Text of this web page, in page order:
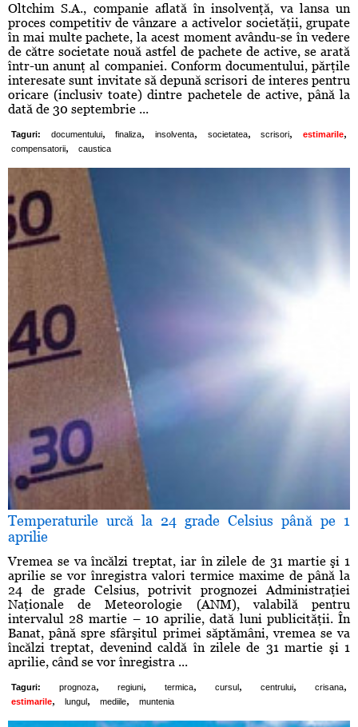
Oltchim S.A., companie aflată în insolvenţă, va lansa un
proces competitiv de vânzare a activelor societăţii, grupate
în mai multe pachete, la acest moment avându-se în vedere
de către societate nouă astfel de pachete de active, se arată
într-un anunţ al companiei. Conform documentului, părţile
interesate sunt invitate să depună scrisori de interes pentru
oricare (inclusiv toate) dintre pachetele de active, până la
dată de 30 septembrie ...
Taguri: documentului, finaliza, insolventa, societatea, scrisori, estimarile,
compensatorii, caustica
Temperaturile urcă la 24 grade Celsius până pe 1
aprilie
Vremea se va încălzi treptat, iar în zilele de 31 martie şi 1
aprilie se vor înregistra valori termice maxime de până la
24 de grade Celsius, potrivit prognozei Administraţiei
Naţionale de Meteorologie (ANM), valabilă pentru
intervalul 28 martie – 10 aprilie, dată luni publicităţii. În
Banat, până spre sfârşitul primei săptămâni, vremea se va
încălzi treptat, devenind caldă în zilele de 31 martie şi 1
aprilie, când se vor înregistra ...
Taguri: prognoza, regiuni, termica, cursul , centrului, crisana,
estimarile, lungul , mediile, muntenia